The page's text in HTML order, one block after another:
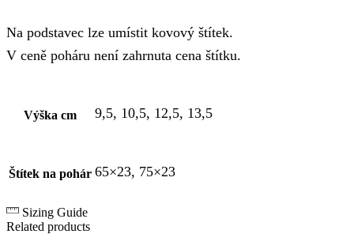
Na podstavec lze umístit kovový štítek.
V ceně poháru není zahrnuta cena štítku.
Výška cm 9,5, 10,5, 12,5, 13,5
Štítek na pohár 65×23, 75×23
Sizing Guide
Related products